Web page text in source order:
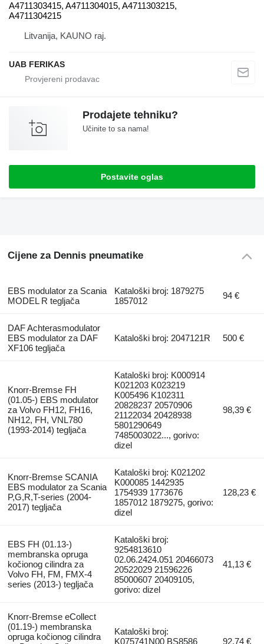
A4711303415, A4711304015, A4711303215,
A4711304215
Litvanija, KAUNO raj.
UAB FERIKAS
Prodajete tehniku?
Učinite to sa nama!
Postavite oglas
Cijene za Dennis pneumatikе
EBS modulator za Scania
MODEL R tegljača
Kataloški broj: 1879275
1857012
94 €
DAF Achterasmodulator
EBS modulator za DAF
XF106 tegljača
Kataloški broj: 2047121R 500 €
Knorr-Bremse FH
(01.05-) EBS modulator
za Volvo FH12, FH16,
NH12, FH, VNL780
(1993-2014) tegljača
Kataloški broj: K000914
K021203 K023219
K005496 K102311
20828237 20570906
21122034 20428938
5801290649
7485003022..., gorivo:
dizel
98,39 €
Knorr-Bremse SCANIA
EBS modulator za Scania
P,G,R,T-series (2004-
2017) tegljača
Kataloški broj: K021202
K000085 1442935
1754939 1773676
1857012 1879275, gorivo:
dizel
128,23 €
EBS FH (01.13-)
membranska opruga
kočionog cilindra za
Volvo FH, FM, FMX-4
series (2013-) tegljača
Kataloški broj:
9254813610
02.06.2424.051 20466073
20522029 21596226
85000607 20409105,
gorivo: dizel
41,13 €
Knorr-Bremse eCollect
(01.19-) membranska
opruga kočionog cilindra
Kataloški broj:
K075741N00 BS8586
92,74 €